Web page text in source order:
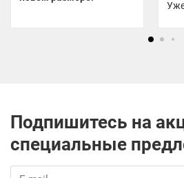
Подпишитесь на
специальные